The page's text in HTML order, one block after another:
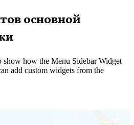
основной
show how the Menu Sidebar Widget
add custom widgets from the